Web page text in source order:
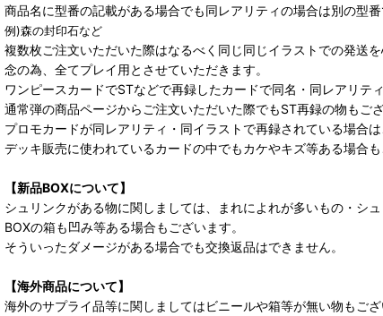
商品名に型番の記載がある場合でも同レアリティの場合は別の型番
例)森の封印石など
複数枚ご注文いただいた際はなるべく同じ同じイラストでの発送
念の為、全てプレイ用とさせていただきます。
ワンピースカードでSTなどで再録したカードで同名・同レアリテ
通常弾の商品ページからご注文いただいた際でもST再録の物もござ
プロモカードが同レアリティ・同イラストで再録されている場合
デッキ販売に使われているカードの中でもカケやキズ等ある場合も
【新品BOXについて】
シュリンクがある物に関しましては、まれによれが多いもの・シ
BOXの箱も凹み等ある場合もございます。
そういったダメージがある場合でも交換返品はできません。
【海外商品について】
海外のサプライ品等に関しましてはビニールや箱等が無い物もござ